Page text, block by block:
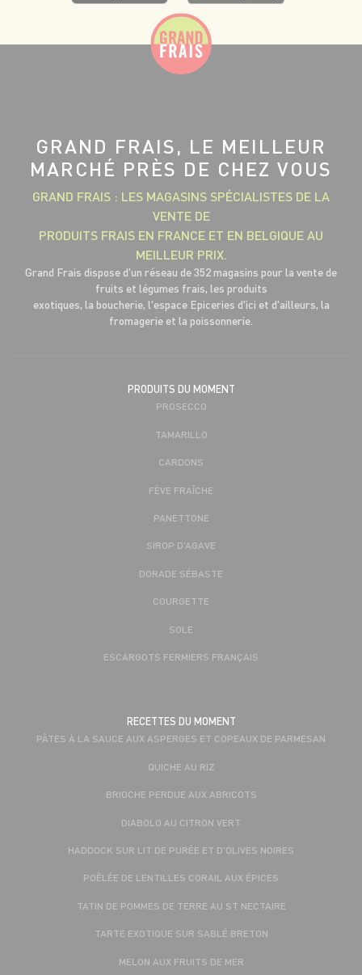
GRAND FRAIS, LE MEILLEUR
MARCHÉ PRÈS DE CHEZ VOUS
GRAND FRAIS : LES MAGASINS SPÉCIALISTES DE LA
VENTE DE
PRODUITS FRAIS EN FRANCE ET EN BELGIQUE AU
MEILLEUR PRIX.
Grand Frais dispose d'un réseau de 352 magasins pour la vente de
fruits et légumes frais, les produits
exotiques, la boucherie, l'espace Epiceries d'ici et d'ailleurs, la
fromagerie et la poissonnerie.
PRODUITS DU MOMENT
PROSECCO
TAMARILLO
CARDONS
FÈVE FRAÎCHE
PANETTONE
SIROP D’AGAVE
DORADE SÉBASTE
COURGETTE
SOLE
ESCARGOTS FERMIERS FRANÇAIS
RECETTES DU MOMENT
PÂTES À LA SAUCE AUX ASPERGES ET COPEAUX DE PARMESAN
QUICHE AU RIZ
BRIOCHE PERDUE AUX ABRICOTS
DIABOLO AU CITRON VERT
HADDOCK SUR LIT DE PURÉE ET D’OLIVES NOIRES
POÊLÉE DE LENTILLES CORAIL AUX ÉPICES
TATIN DE POMMES DE TERRE AU ST NECTAIRE
TARTE EXOTIQUE SUR SABLÉ BRETON
MELON AUX FRUITS DE MER